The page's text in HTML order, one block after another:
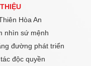
Hòa An
nhìn sứ mệnh
đường phát triển
độc quyền